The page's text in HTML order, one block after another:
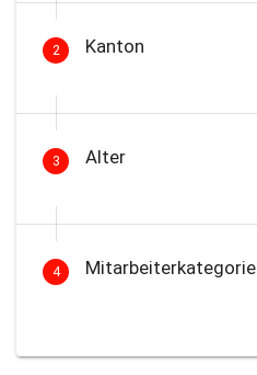
2 Kanton
3 Alter
4 Mitarbeiterkategorie